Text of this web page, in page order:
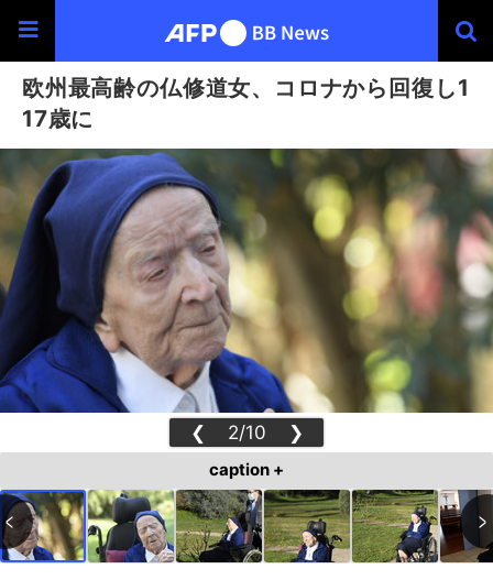
欧州最高齢の仏修道女、コロナから回復し1
17歳に
❮ 2/10 ❯
caption +